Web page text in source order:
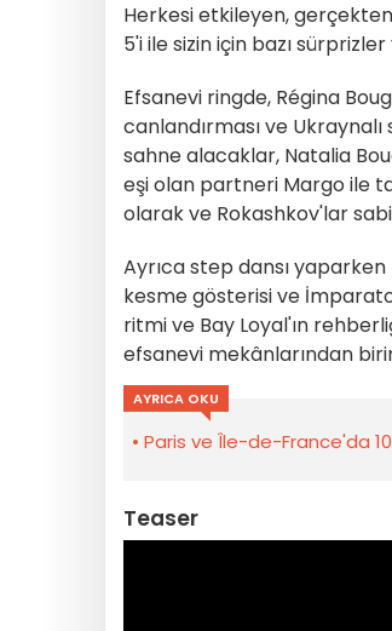
Herkesi etkileyen,
5'i ile sizin için bazı
Efsanevi ringde, Régina
canlandırması ve
sahne alacaklar, Natalia
eşi olan partneri Margo ile
olarak ve Rokashkov'lar
Ayrıca step dansı
kesme gösterisi ve
ritmi ve Bay Loyal'ın
efsanevi mekânlarından
AYRICA OKU
Paris ve Île-de-France'da
Teaser